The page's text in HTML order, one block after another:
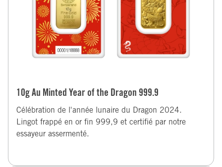
10g Au Minted Year of the Dragon 999.9
Célébration de l'année lunaire du Dragon 2024.
Lingot frappé en or fin 999,9 et certifié par notre
essayeur assermenté.